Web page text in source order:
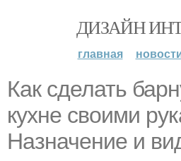
ДИЗАЙН
главная
Как сделать
кухне своими
Назначение и